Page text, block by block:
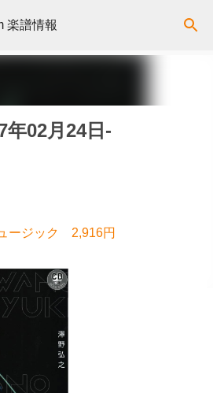
イン コンテンツに移動
楽譜情報
年02月24日-
ージック 2,916円